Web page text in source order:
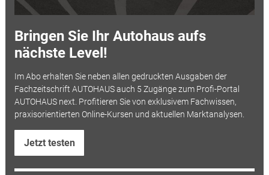
Bringen Sie Ihr Autohaus aufs
nächste Level!
Im Abo erhalten Sie neben allen gedruckten Ausgaben der
Fachzeitschrift AUTOHAUS auch 5 Zugänge zum Profi-Portal
AUTOHAUS next. Profitieren Sie von exklusivem Fachwissen,
praxisorientierten Online-Kursen und aktuellen Marktanalysen.
Jetzt testen